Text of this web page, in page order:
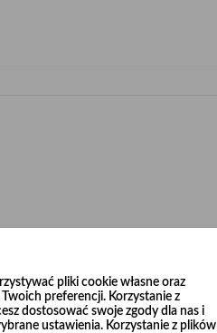
pliki cookie własne oraz
preferencji. Korzystanie z
dostosować swoje zgody dla nas i
ustawienia. Korzystanie z plików